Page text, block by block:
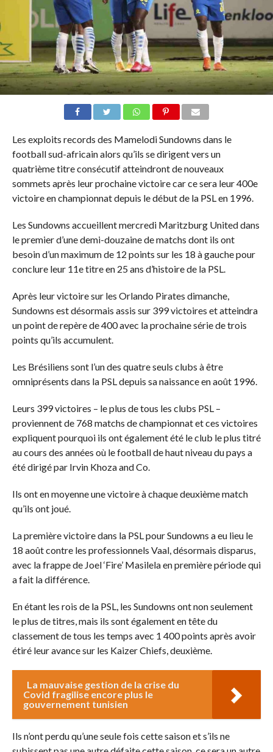
Les exploits records des Mamelodi Sundowns dans le
football sud-africain alors qu’ils se dirigent vers un
quatrième titre consécutif atteindront de nouveaux
sommets après leur prochaine victoire car ce sera leur 400e
victoire en championnat depuis le début de la PSL en 1996.
Les Sundowns accueillent mercredi Maritzburg United dans
le premier d’une demi-douzaine de matchs dont ils ont
besoin d’un maximum de 12 points sur les 18 à gauche pour
conclure leur 11e titre en 25 ans d’histoire de la PSL.
Après leur victoire sur les Orlando Pirates dimanche,
Sundowns est désormais assis sur 399 victoires et atteindra
un point de repère de 400 avec la prochaine série de trois
points qu’ils accumulent.
Les Brésiliens sont l’un des quatre seuls clubs à être
omniprésents dans la PSL depuis sa naissance en août 1996.
Leurs 399 victoires – le plus de tous les clubs PSL –
proviennent de 768 matchs de championnat et ces victoires
expliquent pourquoi ils ont également été le club le plus titré
au cours des années où le football de haut niveau du pays a
été dirigé par Irvin Khoza and Co.
Ils ont en moyenne une victoire à chaque deuxième match
qu’ils ont joué.
La première victoire dans la PSL pour Sundowns a eu lieu le
18 août contre les professionnels Vaal, désormais disparus,
avec la frappe de Joel ‘Fire’ Masilela en première période qui
a fait la différence.
En étant les rois de la PSL, les Sundowns ont non seulement
le plus de titres, mais ils sont également en tête du
classement de tous les temps avec 1 400 points après avoir
étiré leur avance sur les Kaizer Chiefs, deuxième.
La mauvaise gestion de la crise du
Covid fragilise encore plus le
gouvernement tunisien
Ils n’ont perdu qu’une seule fois cette saison et s’ils ne